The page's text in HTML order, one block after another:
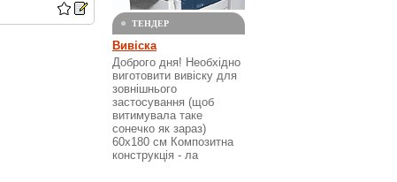
ТЕНДЕР
Вивіска
Доброго дня! Необхідно
виготовити вивіску для
зовнішнього
застосування (щоб
витимувала таке
сонечко як зараз)
60х180 см Композитна
конструкція - ла